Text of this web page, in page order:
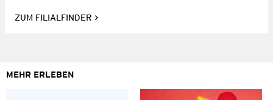
ZUM FILIALFINDER
MEHR ERLEBEN